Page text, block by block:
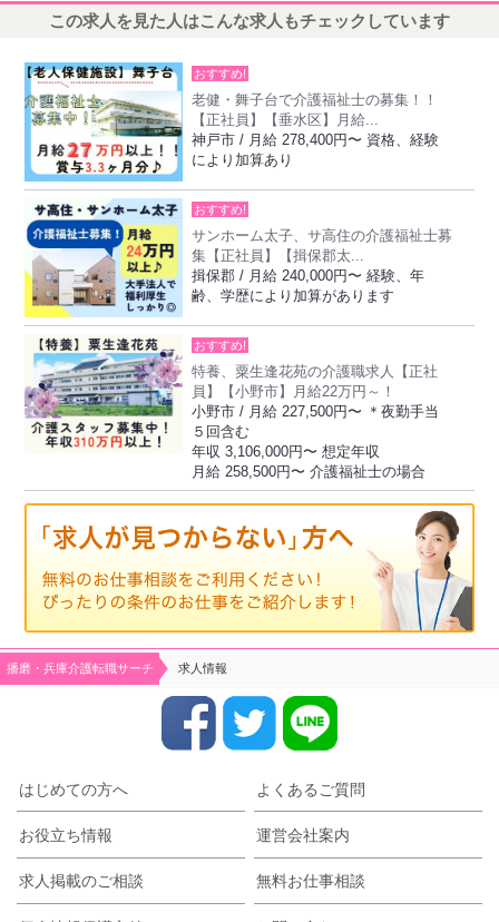
この求人を見た人はこんな求人もチェックしています
おすすめ!
老健・舞子台で介護福祉士の募集！！
【正社員】【垂水区】月給...
神戸市 / 月給 278,400円〜 資格、経験
により加算あり
おすすめ!
サンホーム太子、サ高住の介護福祉士募
集【正社員】【揖保郡太...
揖保郡 / 月給 240,000円〜 経験、年
齢、学歴により加算があります
おすすめ!
特養、粟生逢花苑の介護職求人【正社
員】【小野市】月給22万円～！
小野市 / 月給 227,500円〜 ＊夜勤手当
５回含む
年収 3,106,000円〜 想定年収
月給 258,500円〜 介護福祉士の場合
播磨・兵庫介護転職サーチ 求人情報
はじめての方へ よくあるご質問
お役立ち情報 運営会社案内
求人掲載のご相談 無料お仕事相談